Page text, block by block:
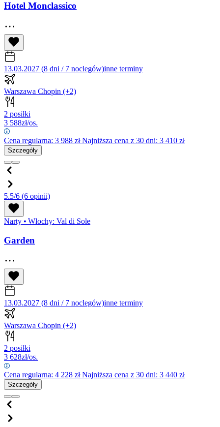
Hotel Monclassico
13.03.2027 (8 dni / 7 noclegów)inne terminy
Warszawa Chopin (+2)
2 posiłki
3 588zł/os.
Cena regularna: 3 988 złNajniższa cena z 30 dni: 3 410 zł
Szczegóły
5.5/6 (6 opinii)
Narty • Włochy: Val di Sole
Garden
13.03.2027 (8 dni / 7 noclegów)inne terminy
Warszawa Chopin (+2)
2 posiłki
3 628zł/os.
Cena regularna: 4 228 złNajniższa cena z 30 dni: 3 440 zł
Szczegóły